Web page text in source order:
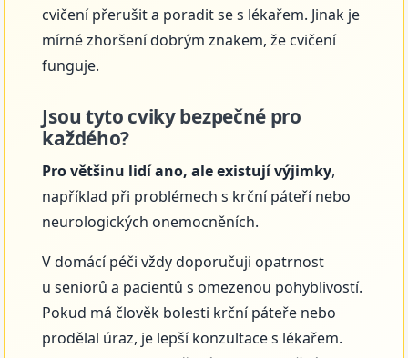
cvičení přerušit a poradit se s lékařem. Jinak je
mírné zhoršení dobrým znakem, že cvičení
funguje.
Jsou tyto cviky bezpečné pro
každého?
Pro většinu lidí ano, ale existují výjimky,
například při problémech s krční páteří nebo
neurologických onemocněních.
V domácí péči vždy doporučuji opatrnost
u seniorů a pacientů s omezenou pohyblivostí.
Pokud má člověk bolesti krční páteře nebo
prodělal úraz, je lepší konzultace s lékařem.